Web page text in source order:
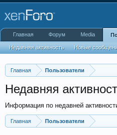
Главная Пользователи
Недавняя
Информация по недавней
Главная Пользователи
Главная Форум Media
Недавняя активность Новые